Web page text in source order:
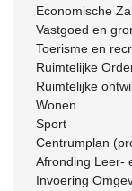
Economische
Vastgoed en
Toerisme en
Ruimtelijke
Ruimtelijke
Wonen
Sport
Centrumplan
Afronding Leer-
Invoering